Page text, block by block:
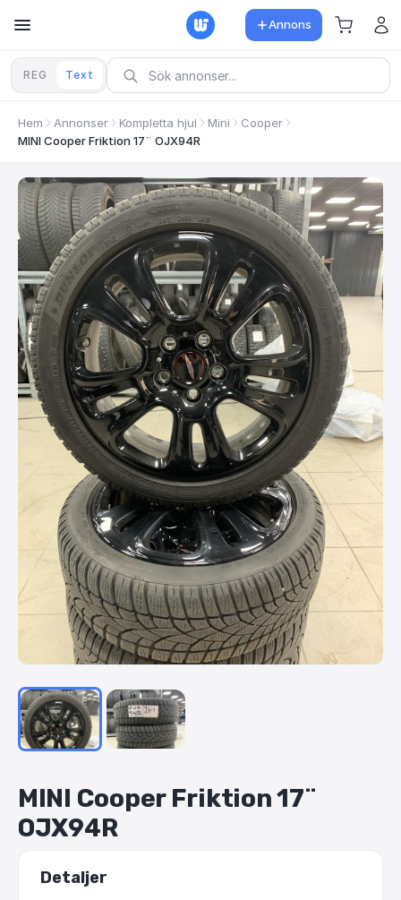
Annons
REG Text
Hem Annonser Kompletta hjul Mini
Cooper
MINI Cooper Friktion 17¨ OJX94R
MINI Cooper Friktion17¨
OJX94R
Detaljer